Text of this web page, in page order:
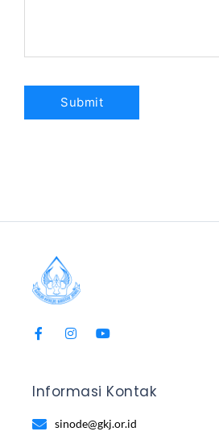
Informasi Kontak
sinode@gkj.or.id